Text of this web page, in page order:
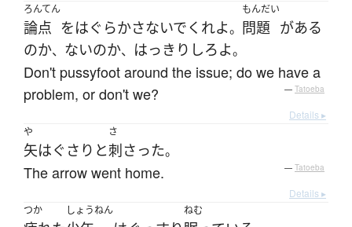
ろんてん
論点 をはぐらかさないでくれよ。
もんだい
問題 がある
のか、 ないのか、 はっきり しろよ。
Don't pussyfoot around the issue; do we have a
problem, or don't we?
— Tatoeba
Details ▸
や
矢はぐさりと
さ
刺さった。
The arrow went home. — Tatoeba
Details ▸
つか
しょうねん ねむ